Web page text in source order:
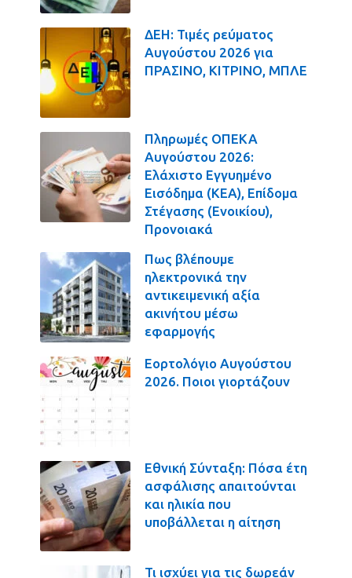
ΔΕΗ: Τιμές ρεύματος
Αυγούστου 2026 για
ΠΡΑΣΙΝΟ, ΚΙΤΡΙΝΟ, ΜΠΛΕ
Πληρωμές ΟΠΕΚΑ
Αυγούστου 2026:
Ελάχιστο Εγγυημένο
Εισόδημα (ΚΕΑ), Επίδομα
Στέγασης (Ενοικίου),
Προνοιακά
Πως βλέπουμε
ηλεκτρονικά την
αντικειμενική αξία
ακινήτου μέσω
εφαρμογής
Εορτολόγιο Αυγούστου
2026. Ποιοι γιορτάζουν
Εθνική Σύνταξη: Πόσα έτη
ασφάλισης απαιτούνται
και ηλικία που
υποβάλλεται η αίτηση
Τι ισχύει για τις δωρεάν